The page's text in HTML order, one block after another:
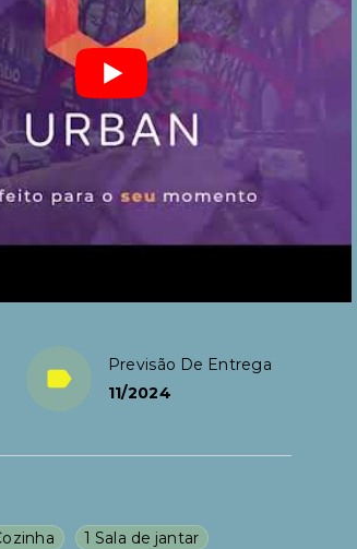
Previsão De Entrega
11/2024
1 Sala de jantar